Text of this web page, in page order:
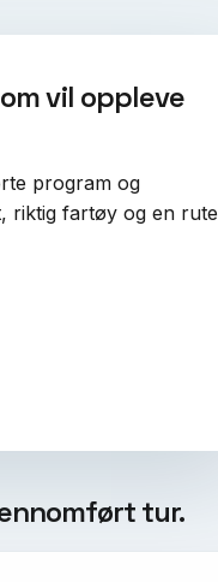
vil oppleve
program og
riktig fartøy og en rute
tur.